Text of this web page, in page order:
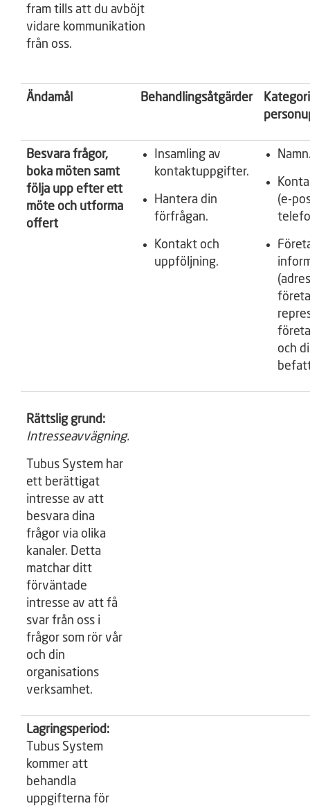
fram tills att du avböjt
vidare kommunikation
från oss.
Ändamål Behandlingsåtgärder
Besvara frågor,
boka möten samt
följa upp efter ett
möte och utforma
offert
Insamling av
kontaktuppgifter.
Hantera din
förfrågan.
Kontakt och
uppföljning.
(e-
och
Rättslig grund:
Intresseavvägning.
Tubus System har
ett berättigat
intresse av att
besvara dina
frågor via olika
kanaler. Detta
matchar ditt
förväntade
intresse av att få
svar från oss i
frågor som rör vår
och din
organisations
verksamhet.
Lagringsperiod:
Tubus System
kommer att
behandla
uppgifterna för